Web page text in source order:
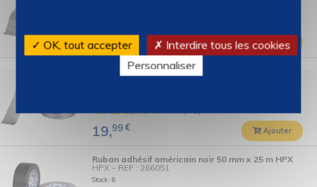
10, 99 Ajouter
Ruban adhésif américain argenté 50 mm x 25 m
19,99€ Ajouter
Ruban adhésif américain noir 50 mm x 25 m HPX
HPX – REF : 266051
Stock : 6
✓ OK, tout accepter
✗ Interdire tous les cookies
Personnaliser